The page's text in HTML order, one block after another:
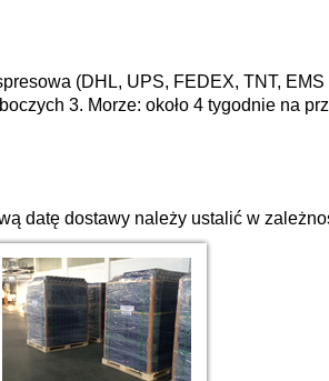
(DHL, UPS, FEDEX, TNT, EMS
3. Morze: około 4 tygodnie na
datę dostawy należy ustalić w